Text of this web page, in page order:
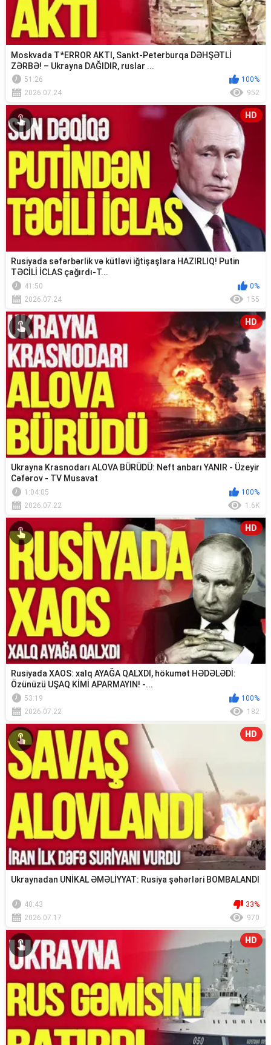
Moskvada T*ERROR AKTI, Sankt-Peterburqa DƏHŞƏTLİ
ZƏRBƏ! – Ukrayna DAĞIDIR, ruslar ...
51:26
100%
2026.07.24
952
HD
Rusiyada səfərbərlik və kütləvi iğtişaşlara HAZIRLIQ! Putin
TƏCİLİ İCLAS çağırdı-T...
41:50
0%
2026.07.24
155
HD
Ukrayna Krasnodarı ALOVA BÜRÜDÜ: Neft anbarı YANIR - Üzeyir
Cəfərov - TV Musavat
1:04:05
100%
2026.07.22
1.6K
HD
Rusiyada XAOS: xalq AYAĞA QALXDI, hökumət HƏDƏLƏDİ:
Özünüzü UŞAQ KİMİ APARMAYIN! -...
53:19
100%
2026.07.22
182
HD
Ukraynadan UNİKAL ƏMƏLİYYAT: Rusiya şəhərləri BOMBALANDI
40:43
33%
2026.07.17
970
HD